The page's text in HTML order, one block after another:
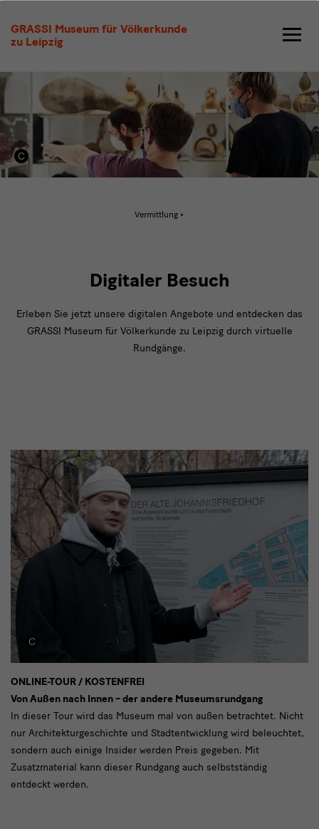
GRASSI Museum für Völkerkunde
zu Leipzig
Besuch
Vermittlung
Digitaler Besuch
Erleben Sie jetzt unsere digitalen Angebote und entdecken das
GRASSI Museum für Völkerkunde zu Leipzig durch virtuelle
Rundgänge.
5
-
Online-
Rundgang
ONLINE-TOUR / KOSTENFREI
Von Außen nach Innen – der andere Museumsrundgang
In dieser Tour wird das Museum mal von außen betrachtet. Nicht
nur Architekturgeschichte und Stadtentwicklung wird beleuchtet,
sondern auch einige Insider werden Preis gegeben. Mit
Zusatzmaterial kann dieser Rundgang auch selbstständig
entdeckt werden.